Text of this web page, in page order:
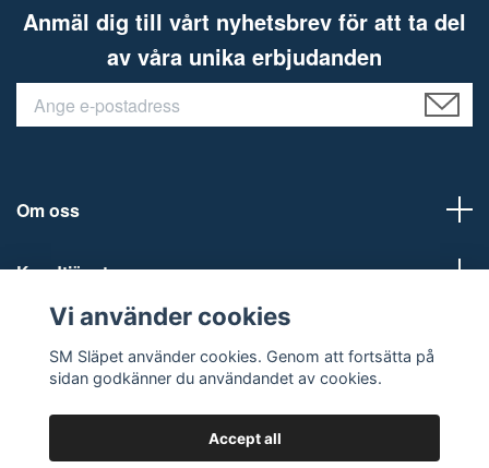
Anmäl dig till vårt nyhetsbrev för att ta del
av våra unika erbjudanden
Om oss
Kundtjänst
Social Media
Vi använder cookies
SM Släpet använder cookies. Genom att fortsätta på
sidan godkänner du användandet av cookies.
Accept all